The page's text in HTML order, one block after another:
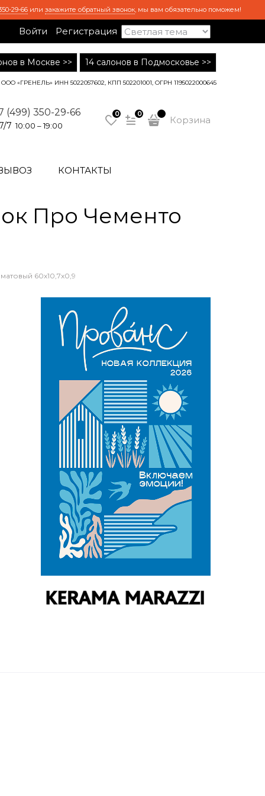
29-66 или закажите обратный звонок, мы вам обязательно поможем!
Войти Регистрация
в Москве >> 14 салонов в Подмосковье >>
ООО «ГРЕНЕЛЬ» ИНН 5022057602, КПП 502201001, ОГРН 1195022000645
(499) 350-29-66
7 10:00 – 19:00
0 0
Корзина
КОНТАКТЫ
Про Чементо
60x10,7x0,9